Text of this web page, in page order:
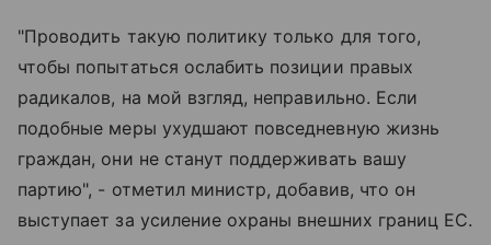
"Проводить такую политику только для того,
чтобы попытаться ослабить позиции правых
радикалов, на мой взгляд, неправильно. Если
подобные меры ухудшают повседневную жизнь
граждан, они не станут поддерживать вашу
партию", - отметил министр, добавив, что он
выступает за усиление охраны внешних границ ЕС.